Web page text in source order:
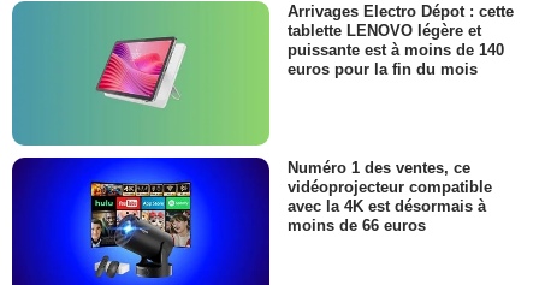
Arrivages Electro Dépot : cette
tablette LENOVO légère et
puissante est à moins de 140
euros pour la fin du mois
Numéro 1 des ventes, ce
vidéoprojecteur compatible
avec la 4K est désormais à
moins de 66 euros